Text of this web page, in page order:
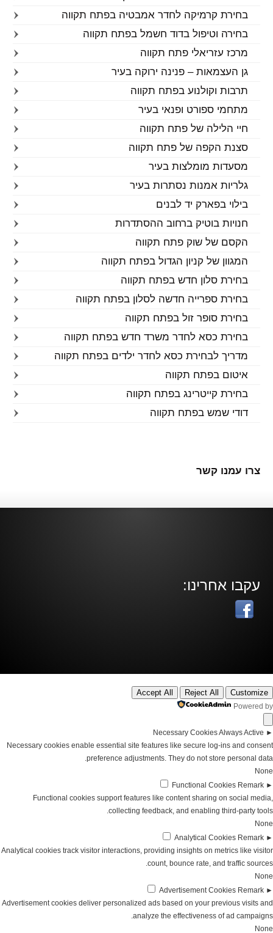
בחירת קרמיקה לחדר אמבטיה בפתח תקווה
בחירה וטיפול בדוד חשמל בפתח תקווה
מרכז עזריאלי פתח תקווה
גן העצמאות – פנינה ירוקה בעיר
תרבות וקולנוע בפתח תקווה
מתחמי ספורט ופנאי בעיר
חיי הלילה של פתח תקווה
סצנת הקפה של פתח תקווה
מסעדות מומלצות בעיר
גלריות אמנות נסתרות בעיר
בילוי בפארק יד לבנים
חנויות בוטיק ברחוב ההסתדרות
הקסם של שוק פתח תקווה
המגוון של קניון הגדול בפתח תקווה
בחירת סלון חדש בפתח תקווה
בחירת ספרייה חדשה לסלון בפתח תקווה
בחירת סופר זול בפתח תקווה
בחירת כסא לחדר משרד חדש בפתח תקווה
מדריך לבחירת כסא לחדר ילדים בפתח תקווה
איטום בפתח תקווה
בחירת קייטרינג בפתח תקווה
דודי שמש בפתח תקווה
צרו עמנו קשר
עקבו אחרינו:
Customize
Reject All
Accept All
Powered by
►
Necessary CookiesAlways Active
Necessary cookies enable essential site features like secure log-ins and consent
preference adjustments. They do not store personal data.
None
►
Functional Cookies Remark
Functional cookies support features like content sharing on social media,
collecting feedback, and enabling third-party tools.
None
►
Analytical Cookies Remark
Analytical cookies track visitor interactions, providing insights on metrics like visitor
count, bounce rate, and traffic sources.
None
►
Advertisement Cookies Remark
Advertisement cookies deliver personalized ads based on your previous visits and
analyze the effectiveness of ad campaigns.
None